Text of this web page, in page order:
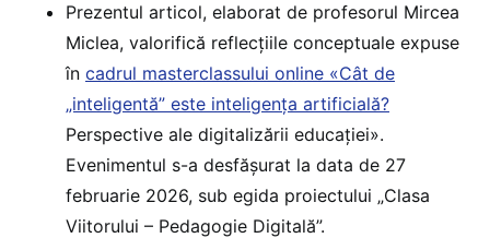
Prezentul articol, elaborat de profesorul Mircea
Miclea, valorifică reflecțiile conceptuale expuse
în cadrul masterclassului online «Cât de
„inteligentă” este inteligența artificială?
Perspective ale digitalizării educației».
Evenimentul s-a desfășurat la data de 27
februarie 2026, sub egida proiectului „Clasa
Viitorului – Pedagogie Digitală”.